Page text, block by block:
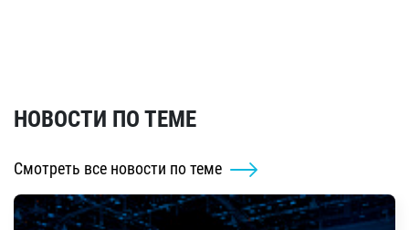
НОВОСТИ ПО ТЕМЕ
Смотреть все новости по теме